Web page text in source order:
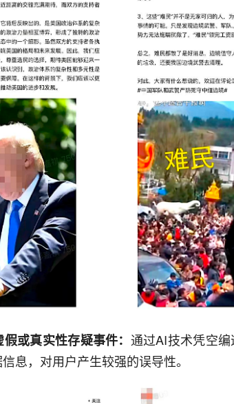
或真实性存疑事件： 通过AI技术凭空
息，对用户产生较强的误导性。